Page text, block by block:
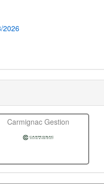
2026
Carmignac Gestion